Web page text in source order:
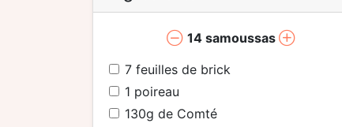
14samoussas
7 feuilles de brick
1 poireau
130g de Comté